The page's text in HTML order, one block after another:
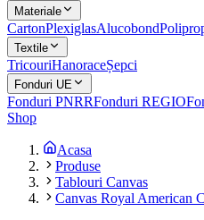
Materiale
CartonPlexiglasAlucobond
Textile
TricouriHanoraceȘepci
Fonduri UE
Fonduri PNRRFonduri REGIO
Shop
Acasa
Produse
Tablouri Canvas
Canvas Royal American